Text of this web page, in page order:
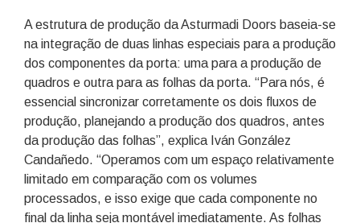
A estrutura de produção da Asturmadi Doors baseia-se
na integração de duas linhas especiais para a produção
dos componentes da porta: uma para a produção de
quadros e outra para as folhas da porta. “Para nós, é
essencial sincronizar corretamente os dois fluxos de
produção, planejando a produção dos quadros, antes
da produção das folhas”, explica Iván González
Candañedo. “Operamos com um espaço relativamente
limitado em comparação com os volumes
processados, e isso exige que cada componente no
final da linha seja montável imediatamente. As folhas